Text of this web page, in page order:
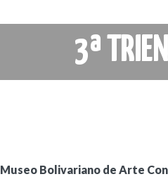
3ª
Museo Bolivariano de Arte